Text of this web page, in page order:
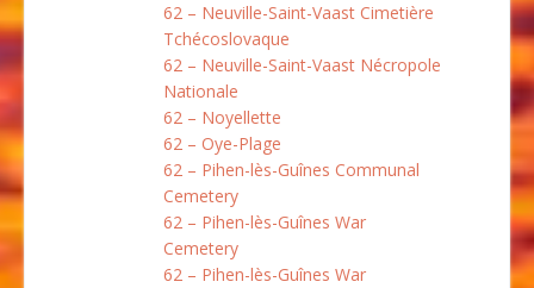
62 – Neuville-Saint-Vaast Cimetière
Tchécoslovaque
62 – Neuville-Saint-Vaast Nécropole
Nationale
62 – Noyellette
62 – Oye-Plage
62 – Pihen-lès-Guînes Communal
Cemetery
62 – Pihen-lès-Guînes War
Cemetery
62 – Pihen-lès-Guînes War